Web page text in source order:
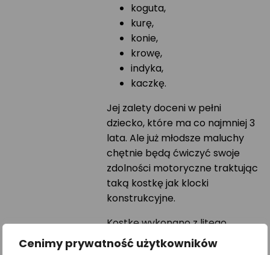
Cenimy prywatność użytkowników
koguta,
kurę,
konie,
krowę,
indyka,
kaczkę.
Jej zalety doceni w pełni
dziecko, które ma co najmniej 3
lata. Ale już młodsze maluchy
chętnie będą ćwiczyć swoje
zdolności motoryczne traktując
taką kostkę jak klocki
konstrukcyjne.
Kostkę wykonano z litego
drewna, dzięki czemu jest trwała